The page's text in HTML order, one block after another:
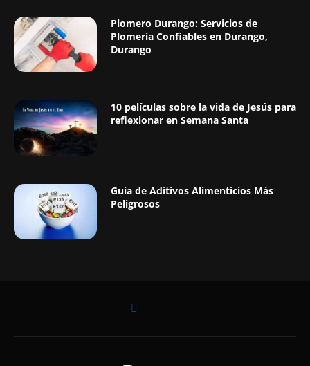
Plomero Durango: Servicios de
Plomería Confiables en Durango,
Durango
10 películas sobre la vida de Jesús para
reflexionar en Semana Santa
Guía de Aditivos Alimenticios Más
Peligrosos